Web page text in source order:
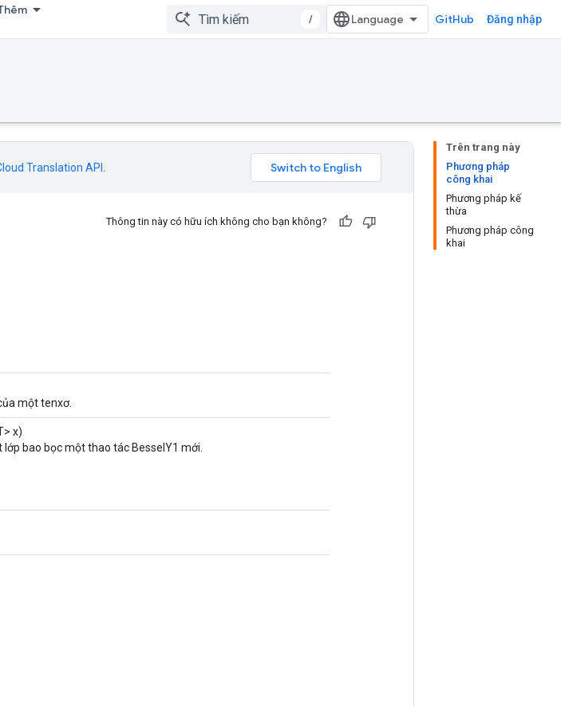
/ GitHub Đăng nhập
Trên trang này
Phương pháp
công khai
Phương pháp kế
thừa
Phương pháp công
khai
Translation API
Thông tin này có hữu ích không cho bạn không?
một tenxơ.
x)
bao bọc một thao tác BesselY1 mới.